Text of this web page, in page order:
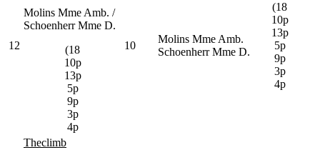
12
Molins Mme Amb. /
Schoenherr Mme D.
(18
10p
13p
5p
9p
3p
4p
10
Molins Mme Amb.
Schoenherr Mme D.
(18
10p
13p
5p
9p
3p
4p
Theclimb